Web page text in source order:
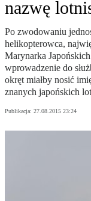
nazwę
Po zwodowaniu
helikopterowca,
Marynarka
wprowadzenie do
okręt miałby nosić
znanych japońskich
Publikacja: 27.08.2015 23:24